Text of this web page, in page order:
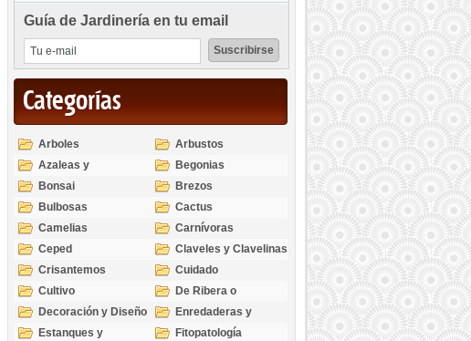
Guía de Jardinería en tu email
Categorías
Arboles
Arbustos
Azaleas y
Rododendros
Begonias
Bonsai
Brezos
Bulbosas
Cactus
Camelias
Carnívoras
Ceped
Claveles y Clavelinas
Crisantemos
Cuidado
Cultivo
De Ribera o
Palustres
Decoración y Diseño
Enredaderas y
cubresuelos
Estanques y
Fitopatología